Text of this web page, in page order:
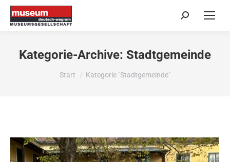
Search:
Kategorie-Archive: Stadtgemeinde
Sie befinden sich hier:
Start Kategorie "Stadtgemeinde"